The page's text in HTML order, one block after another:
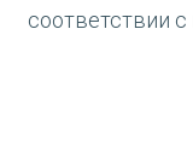
соответствии